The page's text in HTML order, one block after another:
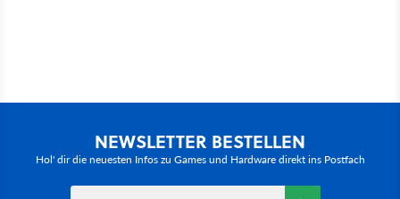
NEWSLETTER BESTELLEN
Hol' dir die neuesten Infos zu Games und Hardware direkt ins Postfach